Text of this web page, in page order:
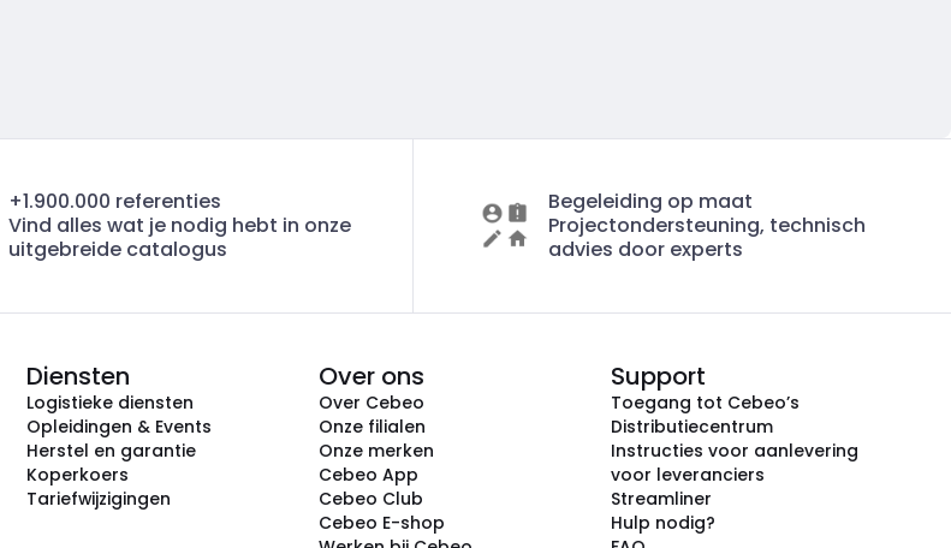
+1.900.000 referenties
Vind alles wat je nodig hebt in onze
uitgebreide catalogus
Begeleiding op maat
Projectondersteuning, technisch
advies door experts
Diensten
Logistieke diensten
Opleidingen & Events
Herstel en garantie
Koperkoers
Tariefwijzigingen
Over ons
Over Cebeo
Onze filialen
Onze merken
Cebeo App
Cebeo Club
Cebeo E-shop
Support
Toegang tot Cebeo’s
Distributiecentrum
Instructies voor aanlevering
voor leveranciers
Streamliner
Hulp nodig?